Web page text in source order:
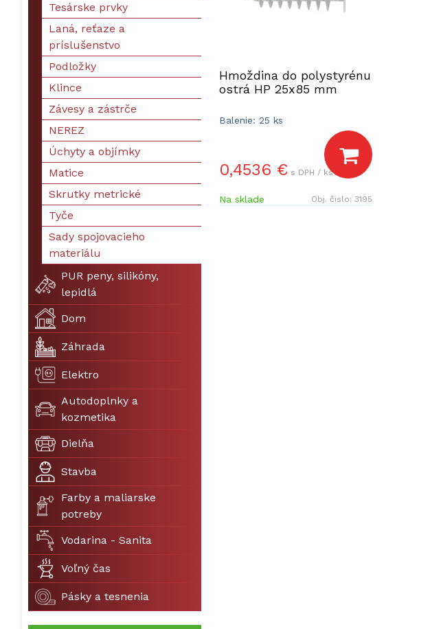
Hmoždina do polystyrénu
ostrá HP 25x85 mm
Balenie: 25 ks
0,4536 € s DPH / ks
Na sklade Obj. čislo:3195
Tesárske prvky
Laná, reťaze a
príslušenstvo
Podložky
Klince
Závesy a zástrče
NEREZ
Úchyty a objímky
Matice
Skrutky metrické
Tyče
Sady spojovacieho
materiálu
PUR peny, silikóny,
lepidlá
Dom
Záhrada
Elektro
Autodoplnky a
kozmetika
Dielňa
Stavba
Farby a maliarske
potreby
Vodarina - Sanita
Voľný čas
Pásky a tesnenia